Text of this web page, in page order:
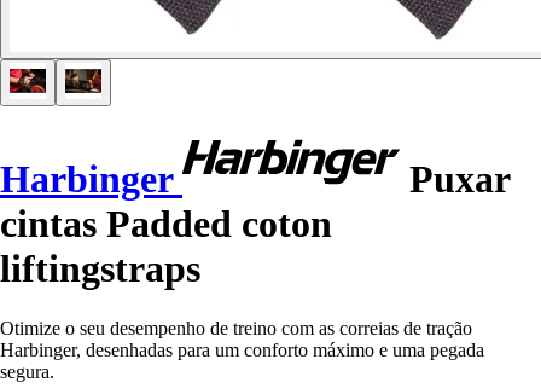
Harbinger
Puxar
cintas Padded coton
liftingstraps
Otimize o seu desempenho de treino com as correias de tração
Harbinger, desenhadas para um conforto máximo e uma pegada
segura.